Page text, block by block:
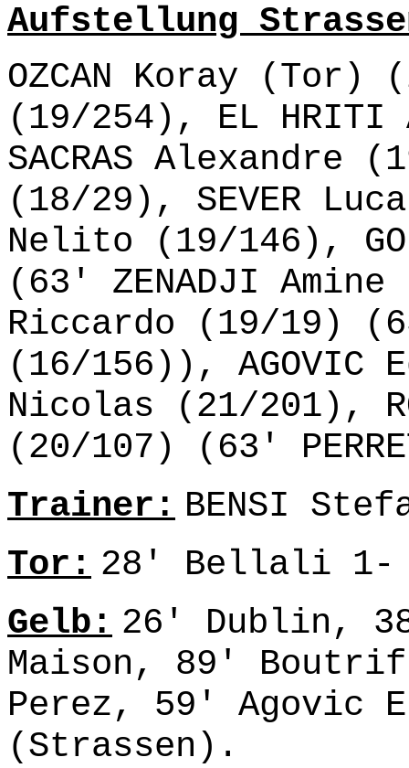
Aufstellung
OZCAN Koray (Tor)
(19/254), EL
SACRAS Alexandre
(18/29), SEVER
Nelito (19/146),
(63' ZENADJI
Riccardo (19/19)
(16/156)), AGOVIC
Nicolas (21/201),
(20/107) (63'
Trainer: BENSI
Tor: 28' Bellali 1-
Gelb: 26' Dublin,
Maison, 89'
Perez, 59' Agovic
(Strassen).